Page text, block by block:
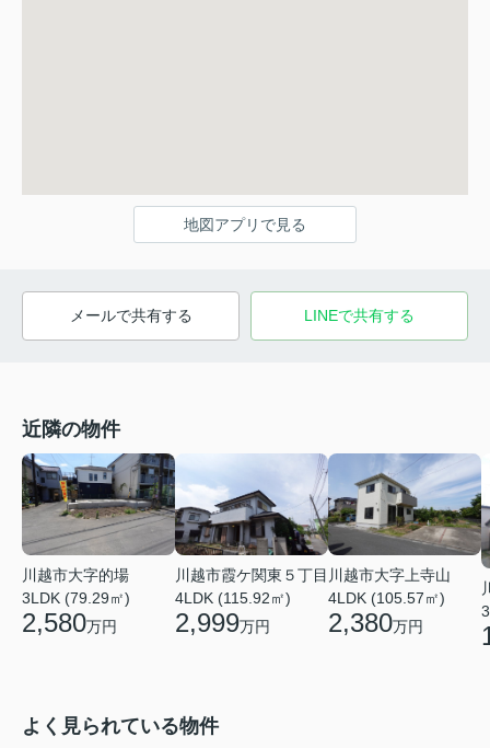
地図アプリで見る
メールで共有する LINEで共有する
近隣の物件
川越市大字的場
3LDK (79.29㎡)
2,580万円
川越市霞ケ関東５丁目
4LDK (115.92㎡)
2,999万円
川越市大字上寺山
4LDK (105.57㎡)
2,380万円
よく見られている物件